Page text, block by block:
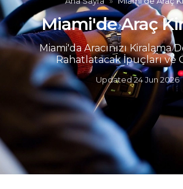
Miami'de Araç
Miami'da Aracınızı Kiralama
Rahatlatacak İpuçları ve
Updated24 Jun 2026